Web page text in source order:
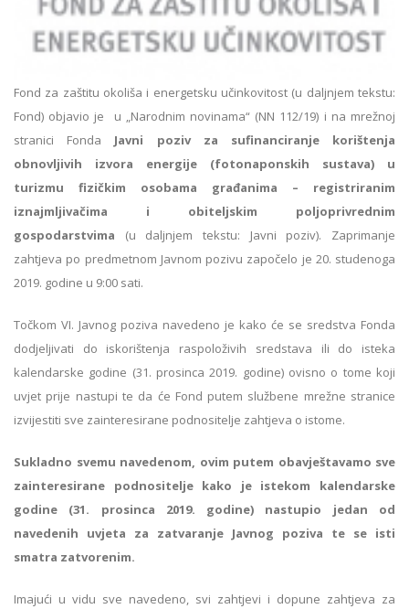
Fond za zaštitu okoliša i energetsku učinkovitost (u daljnjem tekstu:
Fond) objavio je u „Narodnim novinama“ (NN 112/19) i na mrežnoj
stranici Fonda Javni poziv za sufinanciranje korištenja
obnovljivih izvora energije (fotonaponskih sustava) u
turizmu fizičkim osobama građanima – registriranim
iznajmljivačima i obiteljskim poljoprivrednim
gospodarstvima (u daljnjem tekstu: Javni poziv). Zaprimanje
zahtjeva po predmetnom Javnom pozivu započelo je 20. studenoga
2019. godine u 9:00 sati.
Točkom VI. Javnog poziva navedeno je kako će se sredstva Fonda
dodjeljivati do iskorištenja raspoloživih sredstava ili do isteka
kalendarske godine (31. prosinca 2019. godine) ovisno o tome koji
uvjet prije nastupi te da će Fond putem službene mrežne stranice
izvijestiti sve zainteresirane podnositelje zahtjeva o istome.
Sukladno svemu navedenom, ovim putem obavještavamo sve
zainteresirane podnositelje kako je istekom kalendarske
godine (31. prosinca 2019. godine) nastupio jedan od
navedenih uvjeta za zatvaranje Javnog poziva te se isti
smatra zatvorenim.
Imajući u vidu sve navedeno, svi zahtjevi i dopune zahtjeva za